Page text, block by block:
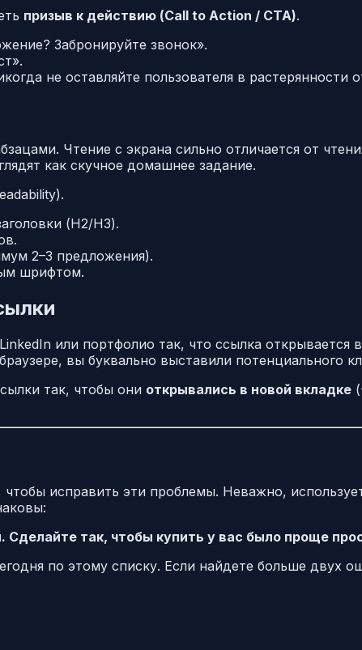
призыв к действию (Call to Action / CTA).
Забронируйте звонок».
не оставляйте пользователя в растерянности
Чтение с экрана сильно отличается от
как скучное домашнее задание.
(H2/H3).
2–3 предложения).
шрифтом.
или портфолио так, что ссылка открывается
вы буквально выставили потенциального
так, чтобы они открывались в новой вкладке (
исправить эти проблемы. Неважно,
так, чтобы купить у вас было проще
по этому списку. Если найдете больше двух